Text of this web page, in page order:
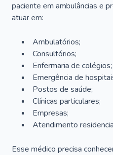
paciente em ambulâncias e
atuar em:
Ambulatórios;
Consultórios;
Enfermaria de colégios;
Emergência de
Postos de saúde;
Clínicas particulares;
Empresas;
Atendimento
Esse médico precisa